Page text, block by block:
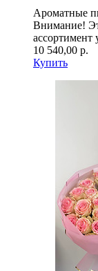
Ароматные
Внимание!
ассортимент
10 540,00 р.
Купить